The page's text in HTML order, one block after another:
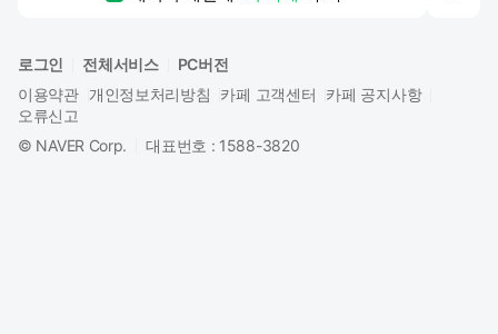
로그인
전체서비스
PC버전
이용약관 개인정보처리방침 카페 고객센터
카페 공지사항
오류신고
© NAVER Corp. 대표번호 : 1588-3820